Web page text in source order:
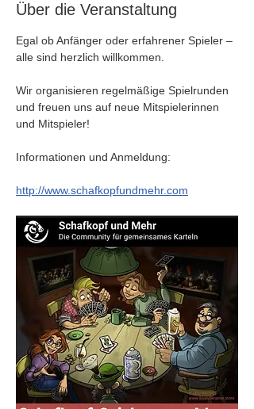
Über die Veranstaltung
Egal ob Anfänger oder erfahrener Spieler –
alle sind herzlich willkommen.
Wir organisieren regelmäßige Spielrunden
und freuen uns auf neue Mitspielerinnen
und Mitspieler!
Informationen und Anmeldung:
http://www.schafkopfundmehr.com